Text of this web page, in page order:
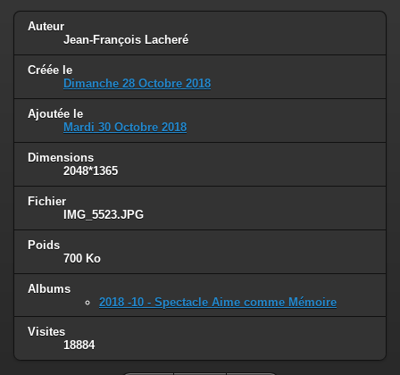
Auteur
Jean-François Lacheré
Créée le
Dimanche 28 Octobre 2018
Ajoutée le
Mardi 30 Octobre 2018
Dimensions
2048*1365
Fichier
IMG_5523.JPG
Poids
700 Ko
Albums
2018 -10 - Spectacle Aime comme Mémoire
Visites
18884